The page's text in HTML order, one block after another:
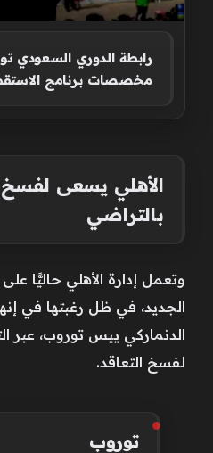
رابطة الدوري السعودي
مخصصات برنامج
الأهلي يسعى
بالتراضي
وتعمل إدارة الأهلي حاليًّا
الجديد، في ظل رغبتها في
الدنماركي ييس توروب، عبر
لفسخ التعاقد.
توروب